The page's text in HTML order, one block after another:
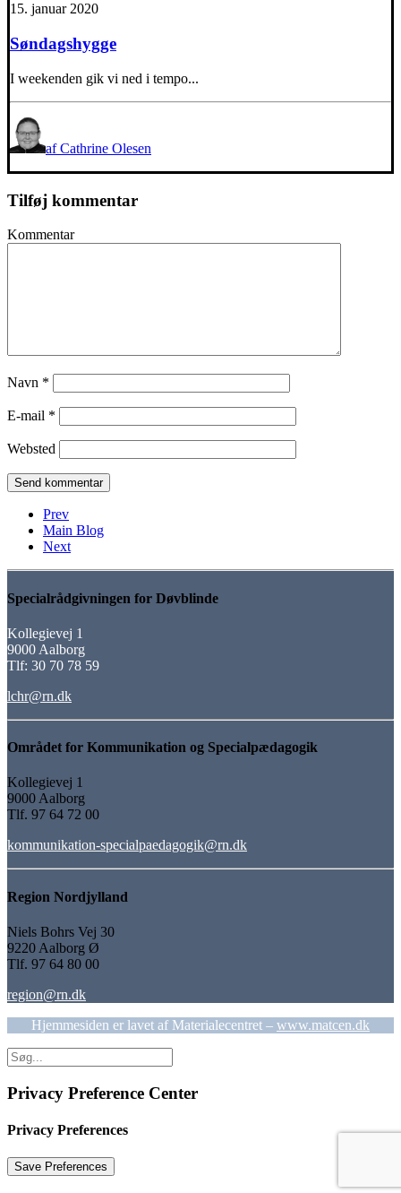
15. januar 2020
Søndagshygge
I weekenden gik vi ned i tempo...
af Cathrine Olesen
Tilføj kommentar
Kommentar
Navn *
E-mail *
Websted
Prev
Main Blog
Next
Specialrådgivningen for Døvblinde
Kollegievej 1
9000 Aalborg
Tlf: 30 70 78 59
lchr@rn.dk
Området for Kommunikation og Specialpædagogik
Kollegievej 1
9000 Aalborg
Tlf. 97 64 72 00
kommunikation-specialpaedagogik@rn.dk
Region Nordjylland
Niels Bohrs Vej 30
9220 Aalborg Ø
Tlf. 97 64 80 00
region@rn.dk
Hjemmesiden er lavet af Materialecentret – www.matcen.dk
Privacy Preference Center
Privacy Preferences